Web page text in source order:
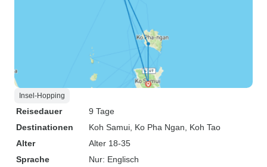
Insel-Hopping
Reisedauer
9 Tage
Destinationen
Koh Samui , Ko Pha Ngan , Koh Tao
Alter
Alter 18-35
Sprache
Nur: Englisch